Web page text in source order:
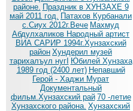
районе. Праздник в ХУНЗАХЕ 9
май 2011 год. Патахов Курбанали
с.Сиух 2012г.Вече Махмуд
Абдулхаликов Народный артист
ВИА САРИР 1994г.Хунзахский
район Хундерил музей
тарихалъул нугI Юбилей Хунзаха
1989 год (2400 лет) Непавший
Герой - Хаджи Мурат
Документальный
фильм.Хунзахский рай 70 -летие
Хунзахского района. Хунзахский